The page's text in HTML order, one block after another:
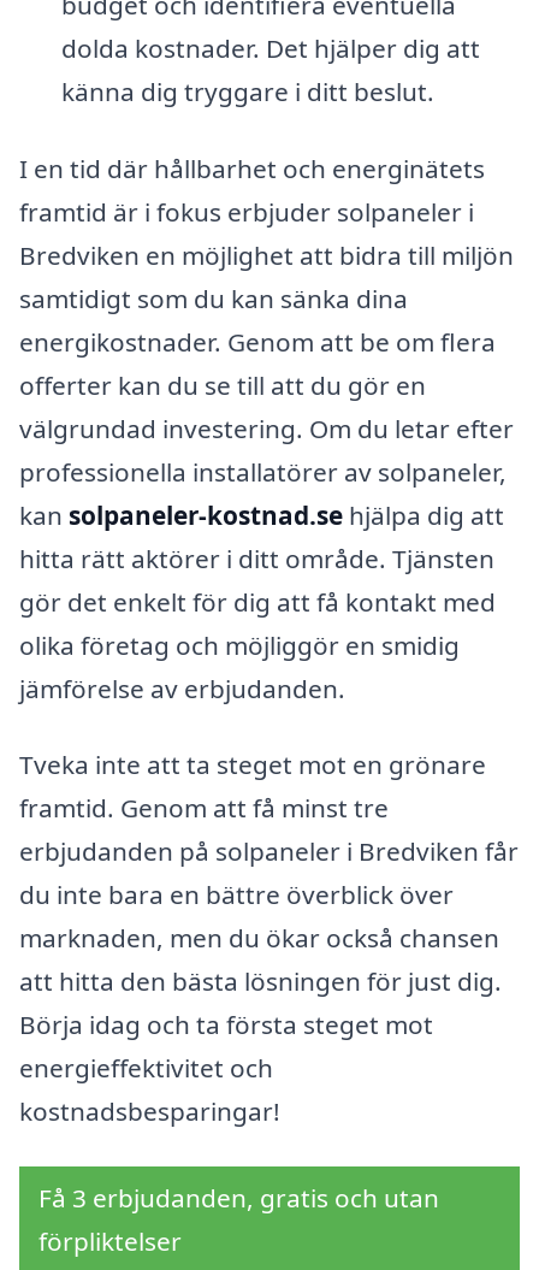
dolda kostnader. Det hjälper dig att
känna dig tryggare i ditt beslut.
I en tid där hållbarhet och energinätets
framtid är i fokus erbjuder solpaneler i
Bredviken en möjlighet att bidra till miljön
samtidigt som du kan sänka dina
energikostnader. Genom att be om flera
offerter kan du se till att du gör en
välgrundad investering. Om du letar efter
professionella installatörer av solpaneler,
kan solpaneler-kostnad.se hjälpa dig att
hitta rätt aktörer i ditt område. Tjänsten
gör det enkelt för dig att få kontakt med
olika företag och möjliggör en smidig
jämförelse av erbjudanden.
Tveka inte att ta steget mot en grönare
framtid. Genom att få minst tre
erbjudanden på solpaneler i Bredviken får
du inte bara en bättre överblick över
marknaden, men du ökar också chansen
att hitta den bästa lösningen för just dig.
Börja idag och ta första steget mot
energieffektivitet och
kostnadsbesparingar!
Få 3 erbjudanden, gratis och utan
förpliktelser